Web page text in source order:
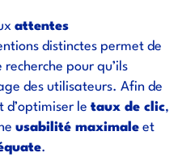
attentes
distinctes permet de
pour qu’ils
des utilisateurs. Afin de
d’optimiser letaux de clic,
usabilité maximale et
.